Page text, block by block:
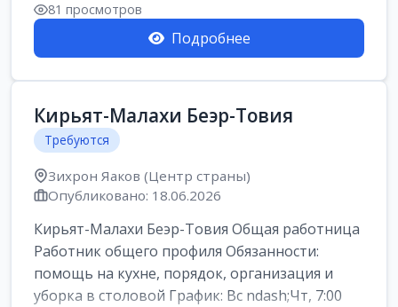
81 просмотров
Подробнее
Кирьят-Малахи Беэр-Товия
Требуются
Зихрон Яаков (Центр страны)
Опубликовано: 18.06.2026
Кирьят-Малахи Беэр-Товия Общая работница
Работник общего профиля Обязанности:
помощь на кухне, порядок, организация и
уборка в столовой График: Вс ndash;Чт, 7:00